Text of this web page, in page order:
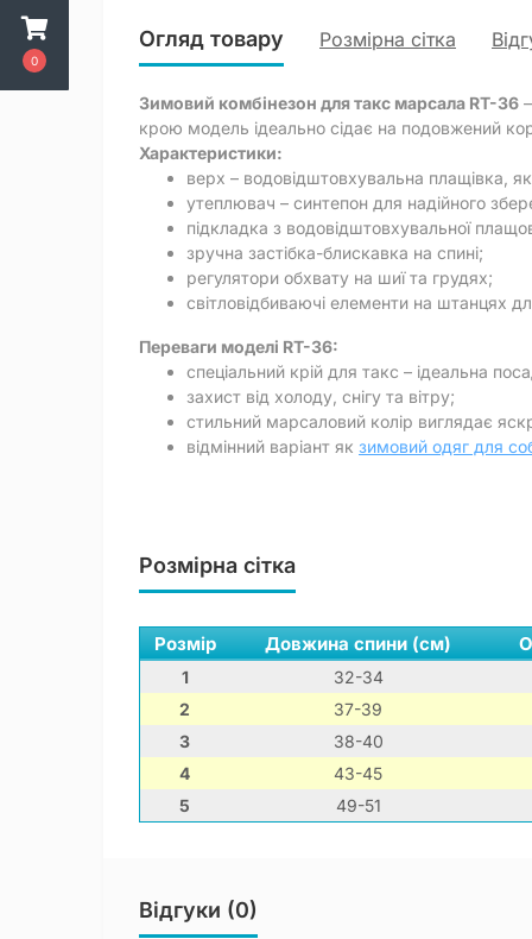
0
Огляд товару Розмірна сітка
Зимовий комбінезон для такс марсала RT-36
крою модель ідеально сідає на подовжений
Характеристики:
верх – водовідштовхувальна плащівка,
утеплювач – синтепон для надійного
підкладка з водовідштовхувальної
зручна застібка-блискавка на спині;
регулятори обхвату на шиї та грудях;
світловідбиваючі елементи на штанцях
Переваги моделі RT-36:
спеціальний крій для такс – ідеальна
захист від холоду, снігу та вітру;
стильний марсаловий колір виглядає
відмінний варіант як зимовий одяг для
Розмірна сітка
Розмір Довжина спини (см)
1
32-34
2
37-39
3
38-40
4
43-45
5
49-51
Відгуки (0)